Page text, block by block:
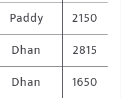
Paddy 2150
Dhan 2815
Dhan 1650